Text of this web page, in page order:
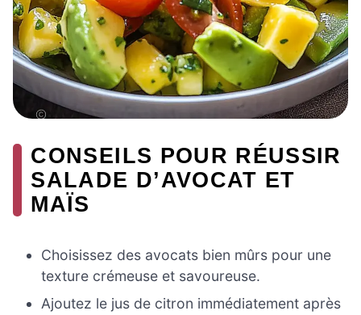
CONSEILS POUR RÉUSSIR
SALADE D’AVOCAT ET
MAÏS
Choisissez des avocats bien mûrs pour une
texture crémeuse et savoureuse.
Ajoutez le jus de citron immédiatement après